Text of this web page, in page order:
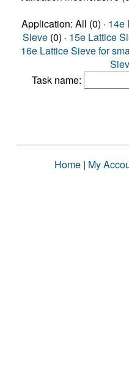
Application: All (0) · 14e
Sieve (0) · 15e Lattice
16e Lattice Sieve for
Task name:
Home | My